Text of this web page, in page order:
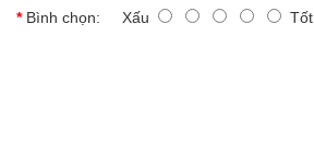
Bình chọn: Xấu Tốt